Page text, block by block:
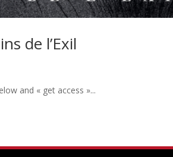
de l’Exil
and « get access »...